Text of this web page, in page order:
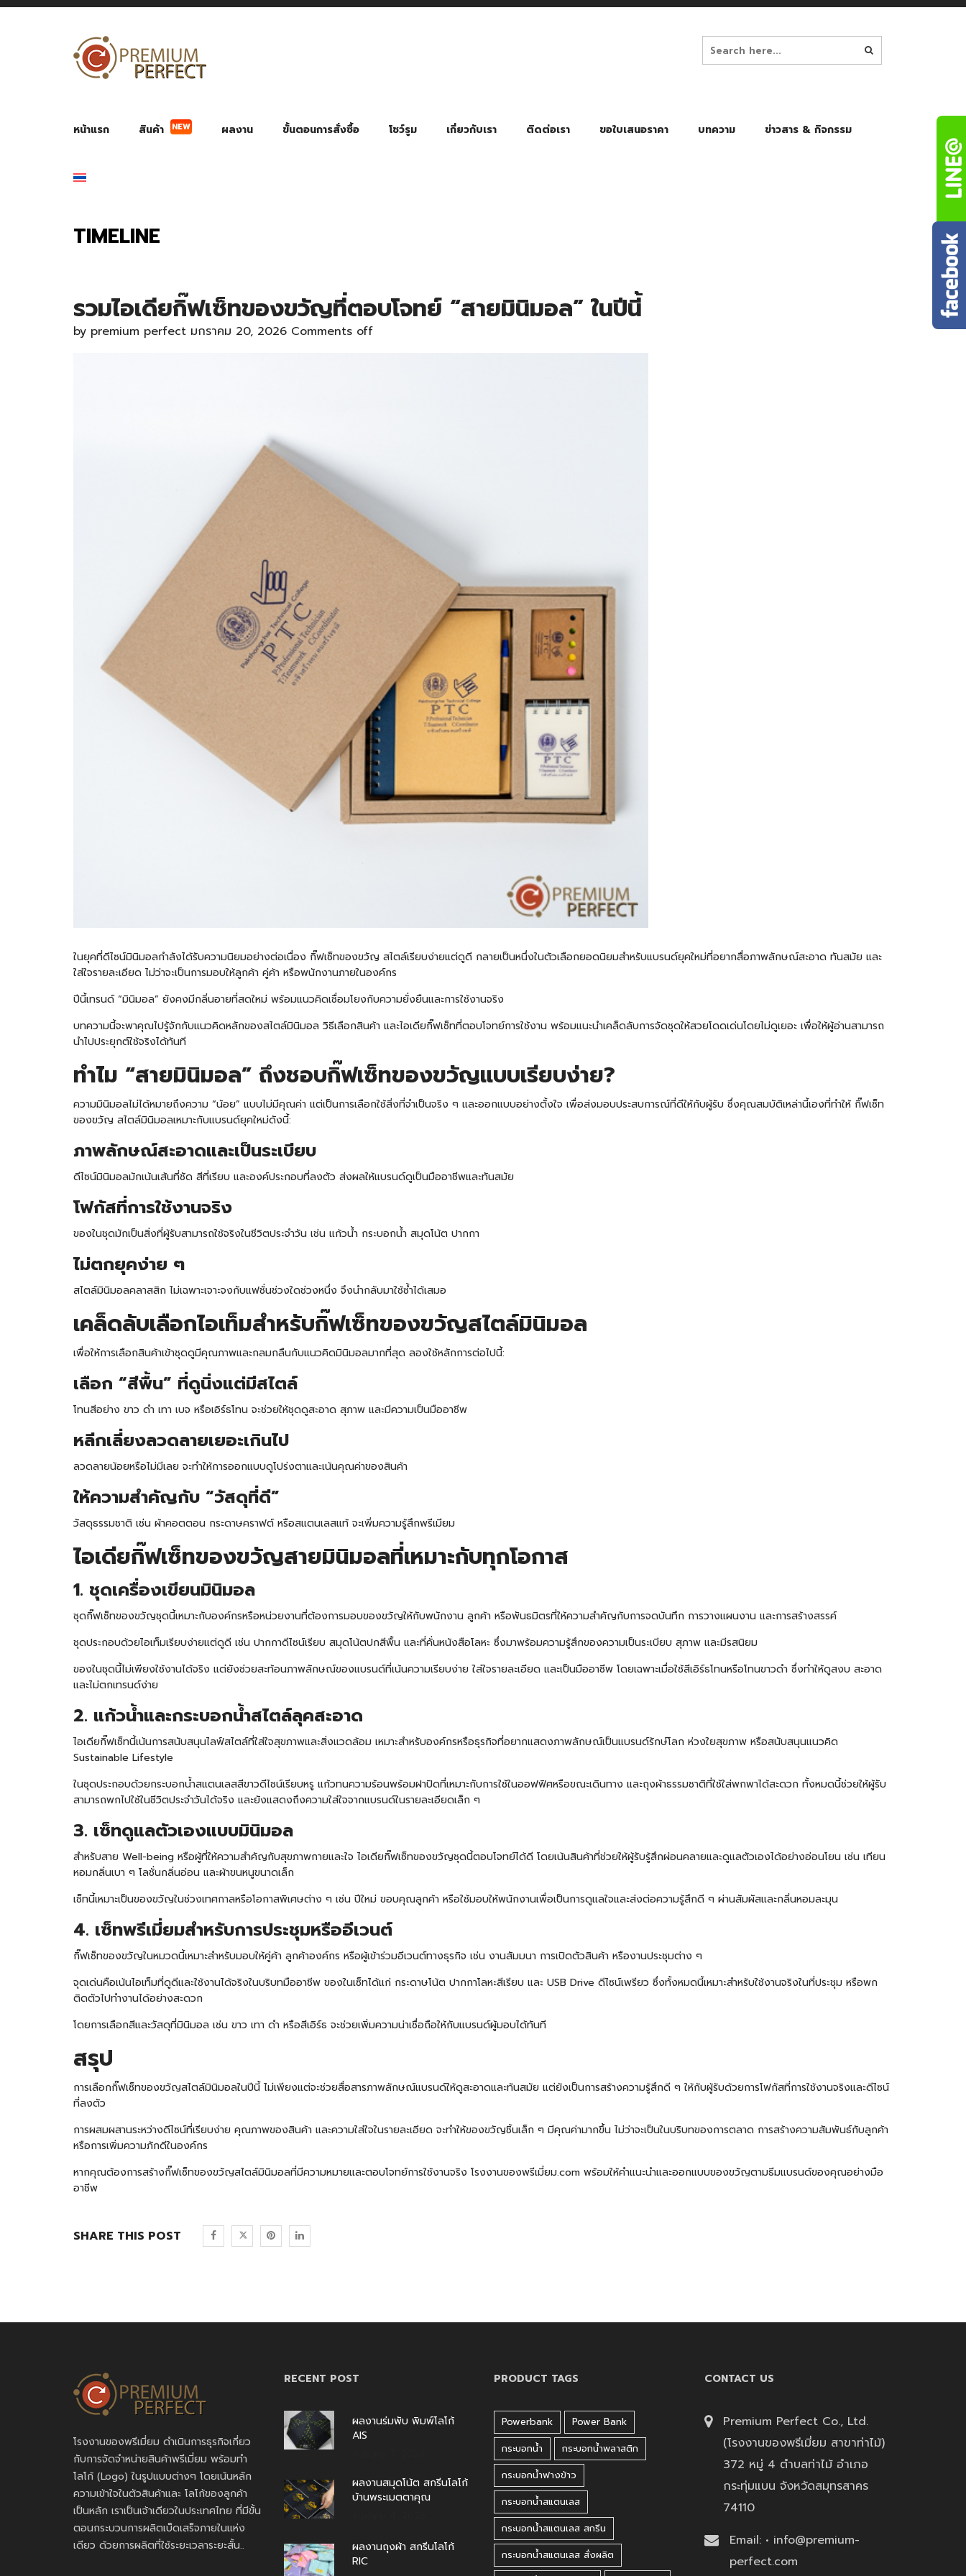
หน้าแรก สินค้า NEW ผลงาน ขั้นตอนการสั่งซื้อ โชว์รูม เกี่ยวกับเรา ติดต่อเรา ขอใบเสนอราคา บทความ ข่าวสาร & กิจกรรม
TIMELINE
รวมไอเดียกิ๊ฟเซ็ทของขวัญที่ตอบโจทย์ “สายมินิมอล” ในปีนี้
by premium perfect มกราคม 20, 2026 Comments off
ในยุคที่ดีไซน์มินิมอลกำลังได้รับความนิยมอย่างต่อเนื่อง กิ๊ฟเซ็ทของขวัญ สไตล์เรียบง่ายแต่ดูดี กลายเป็นหนึ่งในตัวเลือกยอดนิยมสำหรับแบรนด์ยุคใหม่ที่อยากสื่อภาพลักษณ์สะอาด ทันสมัย และ
ใส่ใจรายละเอียด ไม่ว่าจะเป็นการมอบให้ลูกค้า คู่ค้า หรือพนักงานภายในองค์กร
ปีนี้เทรนด์ “มินิมอล” ยังคงมีกลิ่นอายที่สดใหม่ พร้อมแนวคิดเชื่อมโยงกับความยั่งยืนและการใช้งานจริง
บทความนี้จะพาคุณไปรู้จักกับแนวคิดหลักของสไตล์มินิมอล วิธีเลือกสินค้า และไอเดียกิ๊ฟเซ็ทที่ตอบโจทย์การใช้งาน พร้อมแนะนำเคล็ดลับการจัดชุดให้สวยโดดเด่นโดยไม่ดูเยอะ เพื่อให้ผู้อ่านสามารถ
นำไปประยุกต์ใช้จริงได้ทันที
ทำไม “สายมินิมอล” ถึงชอบกิ๊ฟเซ็ทของขวัญแบบเรียบง่าย?
ความมินิมอลไม่ได้หมายถึงความ “น้อย” แบบไม่มีคุณค่า แต่เป็นการเลือกใช้สิ่งที่จำเป็นจริง ๆ และออกแบบอย่างตั้งใจ เพื่อส่งมอบประสบการณ์ที่ดีให้กับผู้รับ ซึ่งคุณสมบัติเหล่านี้เองที่ทำให้ กิ๊ฟเซ็ท
ของขวัญ สไตล์มินิมอลเหมาะกับแบรนด์ยุคใหม่ดังนี้:
ภาพลักษณ์สะอาดและเป็นระเบียบ
ดีไซน์มินิมอลมักเน้นเส้นที่ชัด สีที่เรียบ และองค์ประกอบที่ลงตัว ส่งผลให้แบรนด์ดูเป็นมืออาชีพและทันสมัย
โฟกัสที่การใช้งานจริง
ของในชุดมักเป็นสิ่งที่ผู้รับสามารถใช้จริงในชีวิตประจำวัน เช่น แก้วน้ำ กระบอกน้ำ สมุดโน้ต ปากกา
ไม่ตกยุคง่าย ๆ
สไตล์มินิมอลคลาสสิก ไม่เฉพาะเจาะจงกับแฟชั่นช่วงใดช่วงหนึ่ง จึงนำกลับมาใช้ซ้ำได้เสมอ
เคล็ดลับเลือกไอเท็มสำหรับกิ๊ฟเซ็ทของขวัญสไตล์มินิมอล
เพื่อให้การเลือกสินค้าเข้าชุดดูมีคุณภาพและกลมกลืนกับแนวคิดมินิมอลมากที่สุด ลองใช้หลักการต่อไปนี้:
เลือก “สีพื้น” ที่ดูนิ่งแต่มีสไตล์
โทนสีอย่าง ขาว ดำ เทา เบจ หรือเอิร์ธโทน จะช่วยให้ชุดดูสะอาด สุภาพ และมีความเป็นมืออาชีพ
หลีกเลี่ยงลวดลายเยอะเกินไป
ลวดลายน้อยหรือไม่มีเลย จะทำให้การออกแบบดูโปร่งตาและเน้นคุณค่าของสินค้า
ให้ความสำคัญกับ “วัสดุที่ดี”
วัสดุธรรมชาติ เช่น ผ้าคอตตอน กระดาษคราฟต์ หรือสแตนเลสแท้ จะเพิ่มความรู้สึกพรีเมียม
ไอเดียกิ๊ฟเซ็ทของขวัญสายมินิมอลที่เหมาะกับทุกโอกาส
1. ชุดเครื่องเขียนมินิมอล
ชุดกิ๊ฟเซ็ทของขวัญชุดนี้เหมาะกับองค์กรหรือหน่วยงานที่ต้องการมอบของขวัญให้กับพนักงาน ลูกค้า หรือพันธมิตรที่ให้ความสำคัญกับการจดบันทึก การวางแผนงาน และการสร้างสรรค์
ชุดประกอบด้วยไอเท็มเรียบง่ายแต่ดูดี เช่น ปากกาดีไซน์เรียบ สมุดโน้ตปกสีพื้น และที่คั่นหนังสือโลหะ ซึ่งมาพร้อมความรู้สึกของความเป็นระเบียบ สุภาพ และมีรสนิยม
ของในชุดนี้ไม่เพียงใช้งานได้จริง แต่ยังช่วยสะท้อนภาพลักษณ์ของแบรนด์ที่เน้นความเรียบง่าย ใส่ใจรายละเอียด และเป็นมืออาชีพ โดยเฉพาะเมื่อใช้สีเอิร์ธโทนหรือโทนขาวดำ ซึ่งทำให้ดูสงบ สะอาด
และไม่ตกเทรนด์ง่าย
2. แก้วน้ำและกระบอกน้ำสไตล์ลุคสะอาด
ไอเดียกิ๊ฟเซ็ทนี้เน้นการสนับสนุนไลฟ์สไตล์ที่ใส่ใจสุขภาพและสิ่งแวดล้อม เหมาะสำหรับองค์กรหรือธุรกิจที่อยากแสดงภาพลักษณ์เป็นแบรนด์รักษ์โลก ห่วงใยสุขภาพ หรือสนับสนุนแนวคิด
Sustainable Lifestyle
ในชุดประกอบด้วยกระบอกน้ำสแตนเลสสีขาวดีไซน์เรียบหรู แก้วทนความร้อนพร้อมฝาปิดที่เหมาะกับการใช้ในออฟฟิศหรือขณะเดินทาง และถุงผ้าธรรมชาติที่ใช้ใส่พกพาได้สะดวก ทั้งหมดนี้ช่วยให้ผู้รับ
สามารถพกไปใช้ในชีวิตประจำวันได้จริง และยังแสดงถึงความใส่ใจจากแบรนด์ในรายละเอียดเล็ก ๆ
3. เซ็ทดูแลตัวเองแบบมินิมอล
สำหรับสาย Well-being หรือผู้ที่ให้ความสำคัญกับสุขภาพกายและใจ ไอเดียกิ๊ฟเซ็ทของขวัญชุดนี้ตอบโจทย์ได้ดี โดยเน้นสินค้าที่ช่วยให้ผู้รับรู้สึกผ่อนคลายและดูแลตัวเองได้อย่างอ่อนโยน เช่น เทียน
หอมกลิ่นเบา ๆ โลชั่นกลิ่นอ่อน และผ้าขนหนูขนาดเล็ก
เซ็ทนี้เหมาะเป็นของขวัญในช่วงเทศกาลหรือโอกาสพิเศษต่าง ๆ เช่น ปีใหม่ ขอบคุณลูกค้า หรือใช้มอบให้พนักงานเพื่อเป็นการดูแลใจและส่งต่อความรู้สึกดี ๆ ผ่านสัมผัสและกลิ่นหอมละมุน
4. เซ็ทพรีเมี่ยมสำหรับการประชุมหรืออีเวนต์
กิ๊ฟเซ็ทของขวัญในหมวดนี้เหมาะสำหรับมอบให้คู่ค้า ลูกค้าองค์กร หรือผู้เข้าร่วมอีเวนต์ทางธุรกิจ เช่น งานสัมมนา การเปิดตัวสินค้า หรืองานประชุมต่าง ๆ
จุดเด่นคือเน้นไอเท็มที่ดูดีและใช้งานได้จริงในบริบทมืออาชีพ ของในเซ็ทได้แก่ กระดาษโน้ต ปากกาโลหะสีเรียบ และ USB Drive ดีไซน์เพรียว ซึ่งทั้งหมดนี้เหมาะสำหรับใช้งานจริงในที่ประชุม หรือพก
ติดตัวไปทำงานได้อย่างสะดวก
โดยการเลือกสีและวัสดุที่มินิมอล เช่น ขาว เทา ดำ หรือสีเอิร์ธ จะช่วยเพิ่มความน่าเชื่อถือให้กับแบรนด์ผู้มอบได้ทันที
สรุป
การเลือกกิ๊ฟเซ็ทของขวัญสไตล์มินิมอลในปีนี้ ไม่เพียงแต่จะช่วยสื่อสารภาพลักษณ์แบรนด์ให้ดูสะอาดและทันสมัย แต่ยังเป็นการสร้างความรู้สึกดี ๆ ให้กับผู้รับด้วยการโฟกัสที่การใช้งานจริงและดีไซน์
ที่ลงตัว
การผสมผสานระหว่างดีไซน์ที่เรียบง่าย คุณภาพของสินค้า และความใส่ใจในรายละเอียด จะทำให้ของขวัญชิ้นเล็ก ๆ มีคุณค่ามากขึ้น ไม่ว่าจะเป็นในบริบทของการตลาด การสร้างความสัมพันธ์กับลูกค้า
หรือการเพิ่มความภักดีในองค์กร
หากคุณต้องการสร้างกิ๊ฟเซ็ทของขวัญสไตล์มินิมอลที่มีความหมายและตอบโจทย์การใช้งานจริง โรงงานของพรีเมี่ยม.com พร้อมให้คำแนะนำและออกแบบของขวัญตามธีมแบรนด์ของคุณอย่างมือ
อาชีพ
SHARE THIS POST
โรงงานของพรีเมี่ยม ดำเนินการธุรกิจเกี่ยว
กับการจัดจำหน่ายสินค้าพรีเมี่ยม พร้อมทำ
โลโก้ (Logo) ในรูปแบบต่างๆ โดยเน้นหลัก
ความเข้าใจในตัวสินค้าและ โลโก้ของลูกค้า
เป็นหลัก เราเป็นเจ้าเดียวในประเทศไทย ที่มีขั้น
ตอนกระบวนการผลิตเบ็ดเสร็จภายในแห่ง
เดียว ด้วยการผลิตที่ใช้ระยะเวลาระยะสั้น..
RECENT POST
ผลงานร่มพับ พิมพ์โลโก้
AIS
ผลงานสมุดโน้ต สกรีนโลโก้
บ้านพระเมตตาคุณ
ผลงานถุงผ้า สกรีนโลโก้
RIC
PRODUCT TAGS
Powerbank
Power Bank
กระบอกน้ำ
กระบอกน้ำพลาสติก
กระบอกน้ำฟางข้าว
กระบอกน้ำสแตนเลส
กระบอกน้ำสแตนเลส สกรีน
กระบอกน้ำสแตนเลส สั่งผลิต
CONTACT US
Premium Perfect Co., Ltd.
(โรงงานของพรีเมี่ยม สาขาท่าไม้)
372 หมู่ 4 ตำบลท่าไม้ อำเภอ
กระทุ่มแบน จังหวัดสมุทรสาคร
74110
Email: • info@premium-
perfect.com